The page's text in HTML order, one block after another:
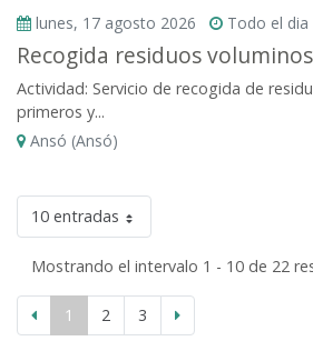
lunes, 17 agosto 2026 Todo el dia
Recogida residuos
Actividad: Servicio de recogida de
primeros y...
Ansó (Ansó)
10 entradas
Mostrando el intervalo 1 - 10 de 22
1 2 3